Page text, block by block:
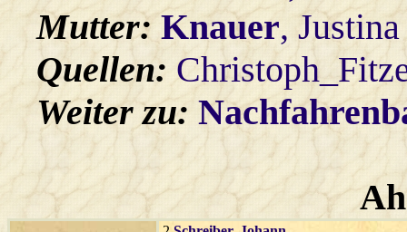
Mutter:Knauer, Justina
Quellen:
Weiter zu: